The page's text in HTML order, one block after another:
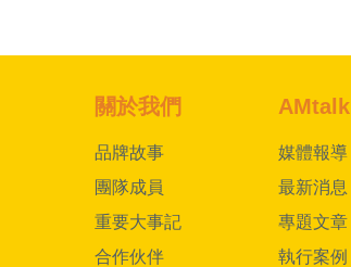
關於我們
品牌故事
團隊成員
重要大事記
合作伙伴
AMtalk
媒體報導
最新消息
專題文章
執行案例